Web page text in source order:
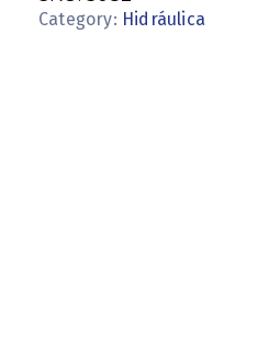
Category: Hidráulica